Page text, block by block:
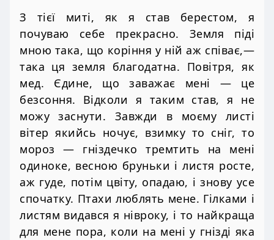
З тієї миті, як я став берестом, я
почуваю себе прекрасно. Земля піді
мною така, що коріння у ній аж співає,—
така ця земля благодатна. Повітря, як
мед. Єдине, що заважає мені — це
безсоння. Відколи я таким став, я не
можу заснути. Завжди в моєму листі
вітер якийсь ночує, взимку то сніг, то
мороз — гніздечко тремтить на мені
одиноке, весною бруньки і листя росте,
аж гуде, потім цвіту, опадаю, і знову усе
спочатку. Птахи люблять мене. Гілками і
листям видався я нівроку, і то найкраща
для мене пора, коли на мені у гнізді яка